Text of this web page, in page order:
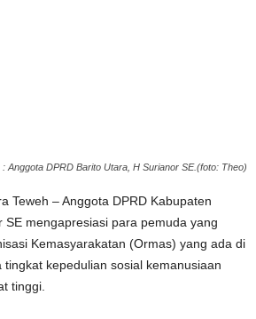
: Anggota DPRD Barito Utara, H Surianor SE.(foto: Theo)
Teweh – Anggota DPRD Kabupaten
SE mengapresiasi para pemuda yang
Kemasyarakatan (Ormas) yang ada di
tingkat kepedulian sosial kemanusiaan
tinggi.